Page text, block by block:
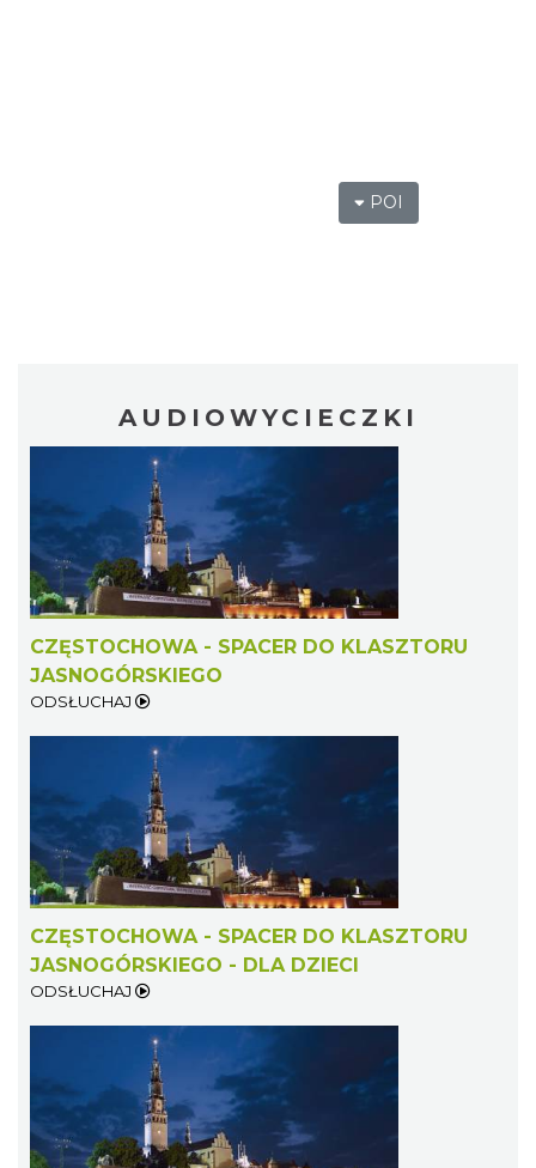
POI
AUDIOWYCIECZKI
CZĘSTOCHOWA - SPACER DO KLASZTORU
JASNOGÓRSKIEGO
ODSŁUCHAJ
CZĘSTOCHOWA - SPACER DO KLASZTORU
JASNOGÓRSKIEGO - DLA DZIECI
ODSŁUCHAJ